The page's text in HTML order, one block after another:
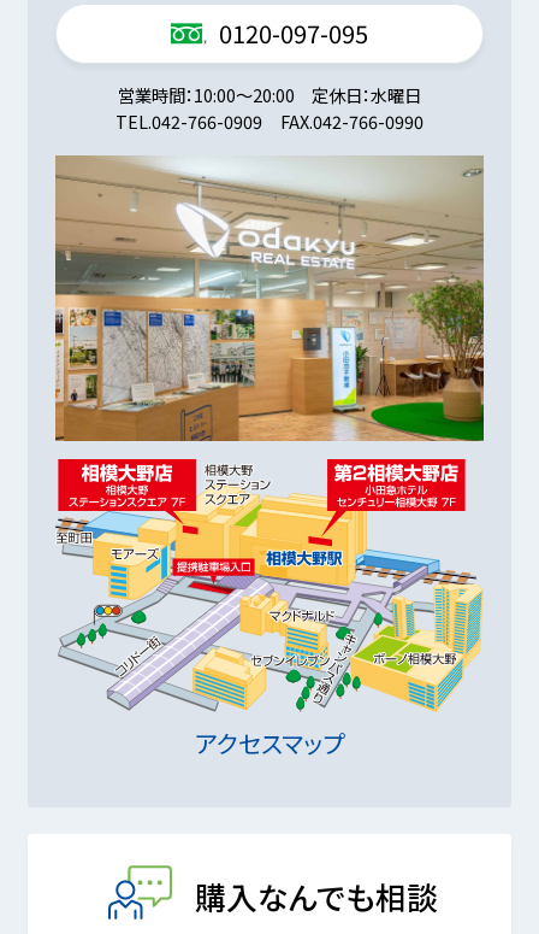
0120-097-095
営業時間 10:00～20:00 定休日 水曜日
TEL.042-766-0909 FAX.042-766-0990
アクセスマップ
購入なんでも相談